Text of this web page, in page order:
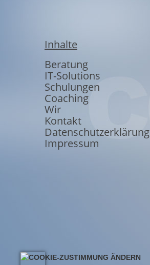
Inhalte
Beratung
IT-Solutions
Schulungen
Coaching
Wir
Kontakt
Datenschutzerklärung
Impressum